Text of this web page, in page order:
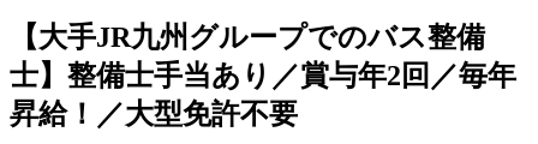
【大手JR九州グループでのバス整備
士】整備士手当あり／賞与年2回／毎年
昇給！／大型免許不要